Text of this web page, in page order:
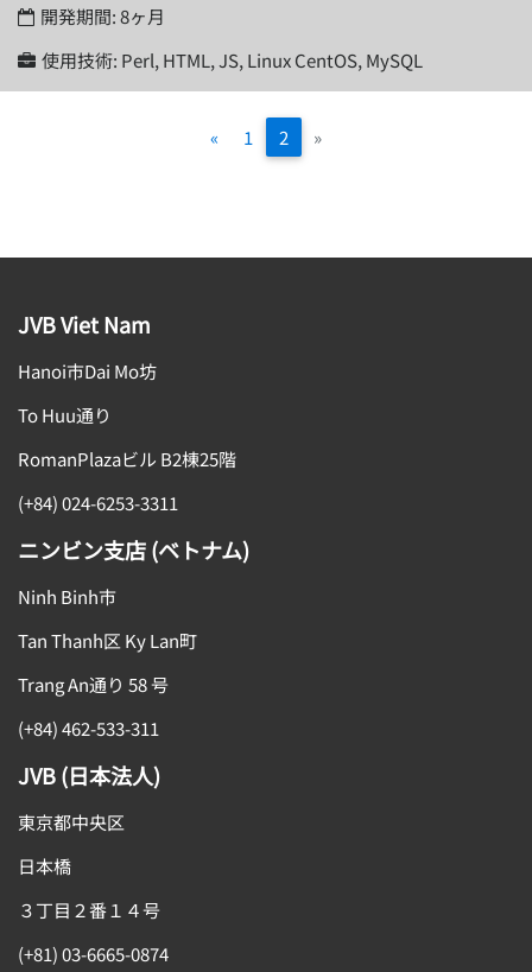
開発期間:8ヶ月
使用技術: Perl, HTML, JS, Linux CentOS, MySQL
«prev1 2(current)
»(current)
JVB Viet Nam
Hanoi市Dai Mo坊
To Huu通り
RomanPlazaビル B2棟25階
(+84) 024-6253-3311
ニンビン支店 (ベトナム)
Ninh Binh市
Tan Thanh区 Ky Lan町
Trang An通り 58 号
(+84) 462-533-311
JVB (日本法人)
東京都中央区
日本橋
３丁目２番１４号
(+81) 03-6665-0874